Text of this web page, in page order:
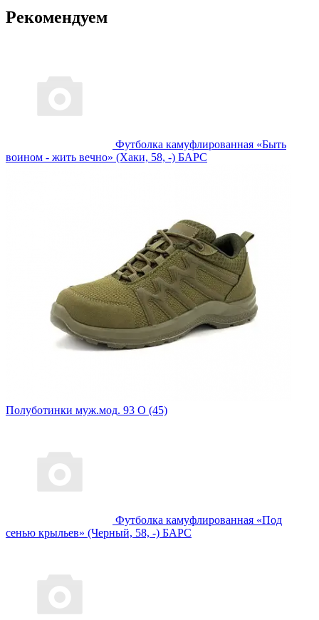
Рекомендуем
Футболка камуфлированная «Быть
воином - жить вечно» (Хаки, 58, -) БАРС
Полуботинки муж.мод. 93 О (45)
Футболка камуфлированная «Под
сенью крыльев» (Черный, 58, -) БАРС